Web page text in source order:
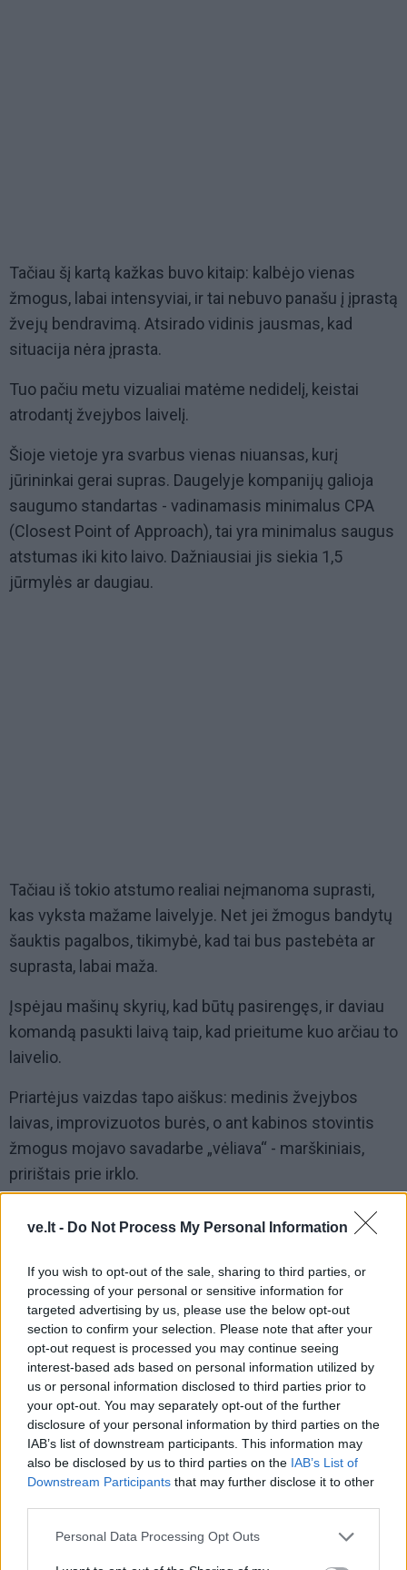
ve.lt - Do Not Process My Personal Information
If you wish to opt-out of the sale, sharing to third parties, or
processing of your personal or sensitive information for
targeted advertising by us, please use the below opt-out
section to confirm your selection. Please note that after your
opt-out request is processed you may continue seeing
interest-based ads based on personal information utilized by
us or personal information disclosed to third parties prior to
your opt-out. You may separately opt-out of the further
disclosure of your personal information by third parties on the
IAB’s list of downstream participants. This information may
also be disclosed by us to third parties on the IAB’s List of
Downstream Participants that may further disclose it to other
Personal Data Processing Opt Outs
Tačiau šį kartą kažkas buvo kitaip: kalbėjo vienas
žmogus, labai intensyviai, ir tai nebuvo panašu į įprastą
žvejų bendravimą. Atsirado vidinis jausmas, kad
situacija nėra įprasta.
Tuo pačiu metu vizualiai matėme nedidelį, keistai
atrodantį žvejybos laivelį.
Šioje vietoje yra svarbus vienas niuansas, kurį
jūrininkai gerai supras. Daugelyje kompanijų galioja
saugumo standartas - vadinamasis minimalus CPA
(Closest Point of Approach), tai yra minimalus saugus
atstumas iki kito laivo. Dažniausiai jis siekia 1,5
jūrmylės ar daugiau.
Tačiau iš tokio atstumo realiai neįmanoma suprasti,
kas vyksta mažame laivelyje. Net jei žmogus bandytų
šauktis pagalbos, tikimybė, kad tai bus pastebėta ar
suprasta, labai maža.
Įspėjau mašinų skyrių, kad būtų pasirengęs, ir daviau
komandą pasukti laivą taip, kad prieitume kuo arčiau to
laivelio.
Priartėjus vaizdas tapo aiškus: medinis žvejybos
laivas, improvizuotos burės, o ant kabinos stovintis
žmogus mojavo savadarbe „vėliava“ - marškiniais,
pririštais prie irklo.
Sumažinome greitį, atlikome manevrą ir pradėjome
dreifuoti šalia, kad galėtume įvertinti situaciją. Pirmoji
problema - kalba. Laivelio įgula kalbėjo tik